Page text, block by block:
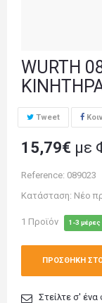
WURTH
Tweet
15,79€ με
Reference: 089023
Κατάσταση: Νέο
1 Προϊόν 1-3 μέρες
ΠΡΟΣΘΉΚΗ ΣΤΟ
Στείλτε σ' ένα